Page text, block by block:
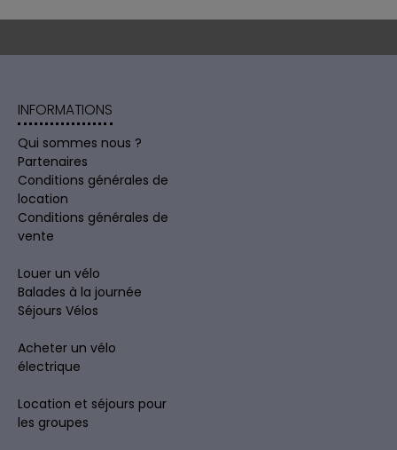
INFORMATIONS
Qui sommes nous ?
Partenaires
Conditions générales de
location
Conditions générales de
vente
Louer un vélo
Balades à la journée
Séjours Vélos
Acheter un vélo
électrique
Location et séjours pour
les groupes